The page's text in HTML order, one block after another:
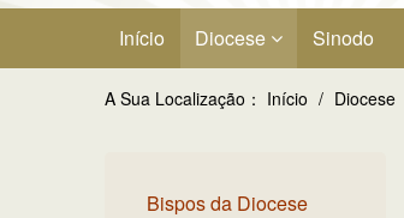
Início Diocese Sinodo
A Sua Localização： Início / Diocese
Bispos da Diocese